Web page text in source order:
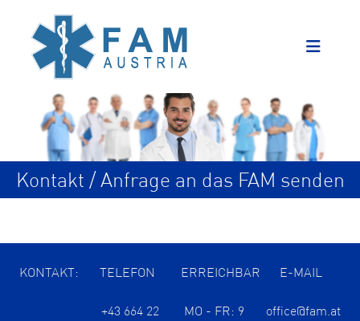
Kontakt / Anfrage an das FAM senden
KONTAKT: TELEFON ERREICHBAR E-MAIL
+43 664 22
MO - FR: 9
office@fam.at